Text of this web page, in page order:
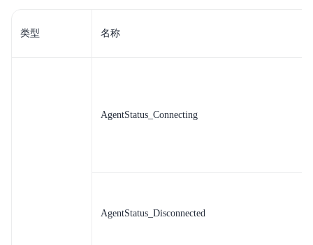
类型 名称
AgentStatus_Connecting
AgentStatus_Disconnected